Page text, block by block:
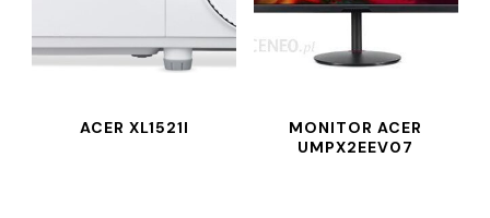
ACER XL1521I
MONITOR ACER
UMPX2EEV07